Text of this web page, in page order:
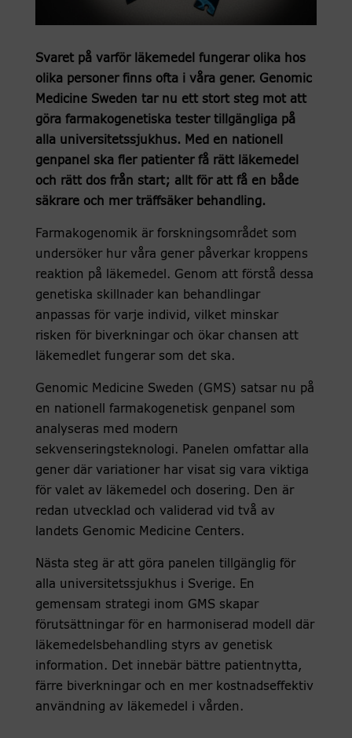
Svaret på varför läkemedel fungerar olika hos
olika personer finns ofta i våra gener. Genomic
Medicine Sweden tar nu ett stort steg mot att
göra farmakogenetiska tester tillgängliga på
alla universitetssjukhus. Med en nationell
genpanel ska fler patienter få rätt läkemedel
och rätt dos från start; allt för att få en både
säkrare och mer träffsäker behandling.
Farmakogenomik är forskningsområdet som
undersöker hur våra gener påverkar kroppens
reaktion på läkemedel. Genom att förstå dessa
genetiska skillnader kan behandlingar
anpassas för varje individ, vilket minskar
risken för biverkningar och ökar chansen att
läkemedlet fungerar som det ska.
Genomic Medicine Sweden (GMS) satsar nu på
en nationell farmakogenetisk genpanel som
analyseras med modern
sekvenseringsteknologi. Panelen omfattar alla
gener där variationer har visat sig vara viktiga
för valet av läkemedel och dosering. Den är
redan utvecklad och validerad vid två av
landets Genomic Medicine Centers.
Nästa steg är att göra panelen tillgänglig för
alla universitetssjukhus i Sverige. En
gemensam strategi inom GMS skapar
förutsättningar för en harmoniserad modell där
läkemedelsbehandling styrs av genetisk
information. Det innebär bättre patientnytta,
färre biverkningar och en mer kostnadseffektiv
användning av läkemedel i vården.